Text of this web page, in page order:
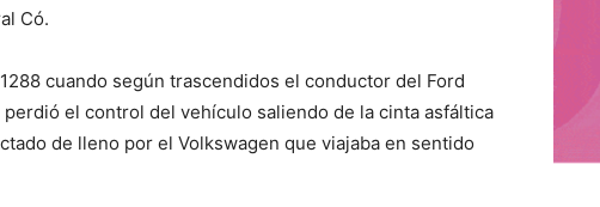
Có.
cuando según trascendidos el conductor del Ford
el control del vehículo saliendo de la cinta asfáltica
de lleno por el Volkswagen que viajaba en sentido